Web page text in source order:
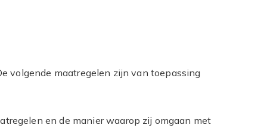
volgende maatregelen zijn van toepassing
en de manier waarop zij omgaan met